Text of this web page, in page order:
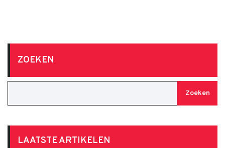
ZOEKEN
Zoeken
LAATSTE ARTIKELEN